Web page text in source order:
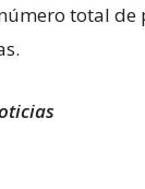
total de